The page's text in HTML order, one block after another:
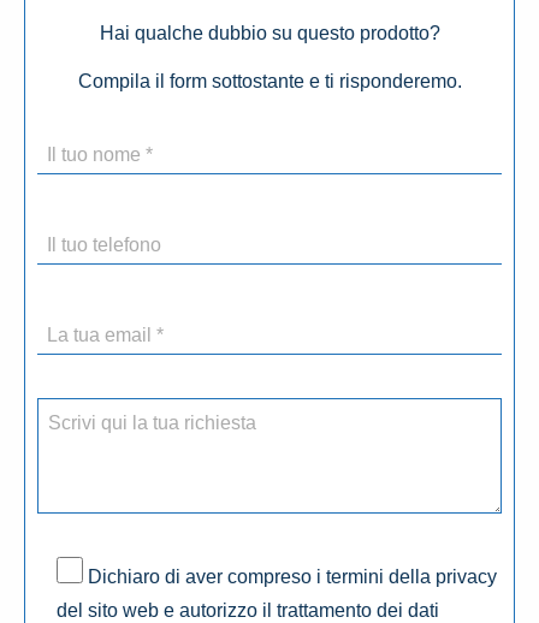
Hai qualche dubbio su questo prodotto?
Compila il form sottostante e ti risponderemo.
Dichiaro di aver compreso i termini della privacy
del sito web e autorizzo il trattamento dei dati